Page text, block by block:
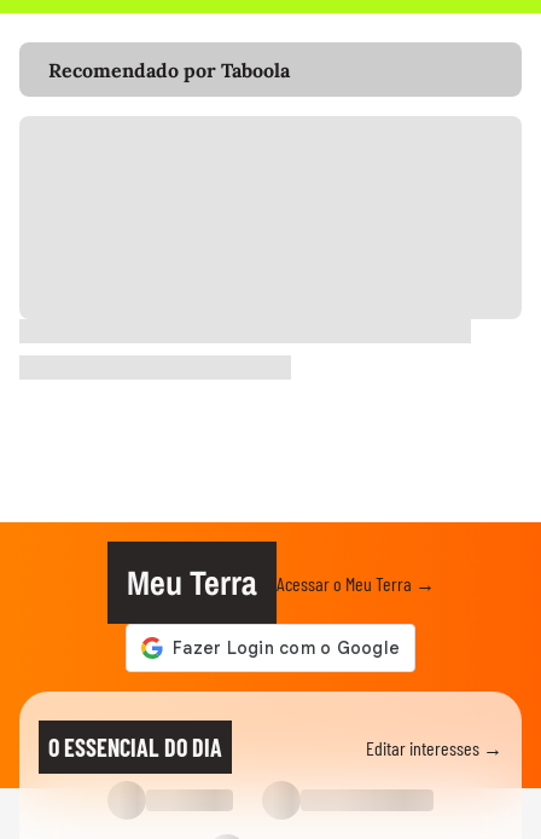
Recomendado por Taboola
Meu Terra Acessar o Meu Terra →
O ESSENCIAL DO DIA Editar interesses →